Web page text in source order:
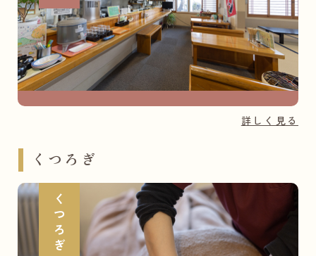
詳しく見る
くつろぎ
くつろぎ